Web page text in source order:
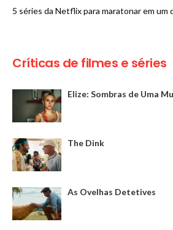
5 séries da Netflix para maratonar em um
Críticas de filmes e séries
Elize: Sombras de Uma
The Dink
As Ovelhas Detetives